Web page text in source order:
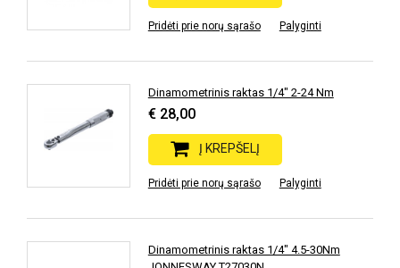
Pridėti prie norų sąrašo Palyginti
Dinamometrinis raktas 1/4" 2-24 Nm
€ 28,00
Į KREPŠELĮ
Pridėti prie norų sąrašo Palyginti
Dinamometrinis raktas 1/4" 4.5-30Nm